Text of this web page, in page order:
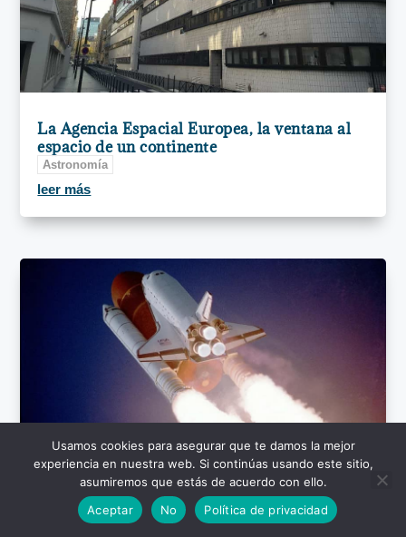
La Agencia Espacial Europea, la ventana al
espacio de un continente
Astronomía
leer más
Misiones espaciales: viajes de alto riesgo con
Usamos cookies para asegurar que te damos la mejor
experiencia en nuestra web. Si continúas usando este sitio,
asumiremos que estás de acuerdo con ello.
Aceptar
No Política de privacidad